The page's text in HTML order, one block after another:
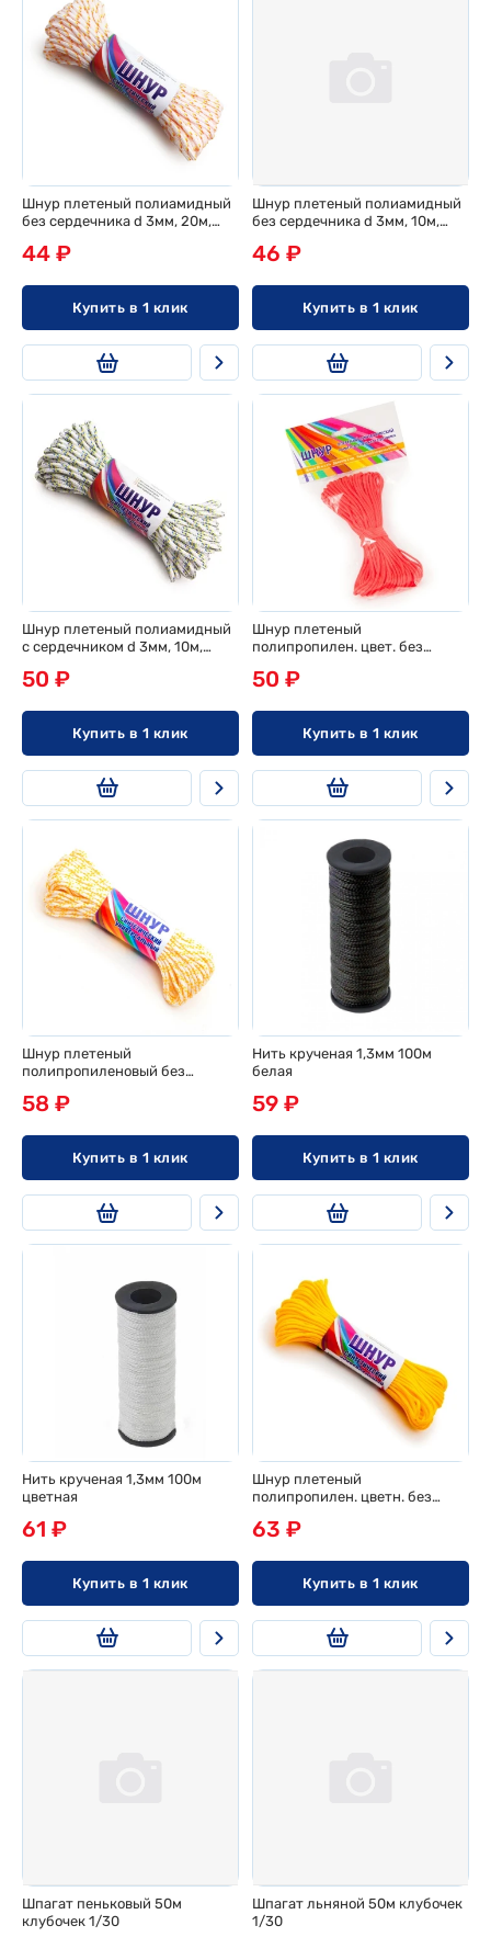
Шнур плетеный полиамидный
без сердечника d 3мм, 20м,
44 ₽
Купить в 1 клик
Шнур плетеный полиамидный
без сердечника d 3мм, 10м,
46 ₽
Купить в 1 клик
Шнур плетеный полиамидный
с сердечником d 3мм, 10м,
50 ₽
Купить в 1 клик
Шнур плетеный
полипропилен. цвет. без
европодвес
50 ₽
Купить в 1 клик
Шнур плетеный
полипропиленовый без
58 ₽
Купить в 1 клик
Нить крученая 1,3мм 100м
белая
59 ₽
Купить в 1 клик
Нить крученая 1,3мм 100м
цветная
61 ₽
Купить в 1 клик
Шнур плетеный
полипропилен. цветн. без
63 ₽
Купить в 1 клик
Шпагат пеньковый 50м
клубочек 1/30
Шпагат льняной 50м клубочек
1/30